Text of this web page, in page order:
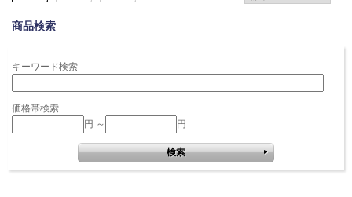
商品検索
キーワード検索
価格帯検索
円 ～
円